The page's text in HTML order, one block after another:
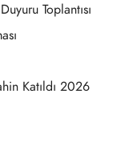
Toplantısı
Katıldı 2026